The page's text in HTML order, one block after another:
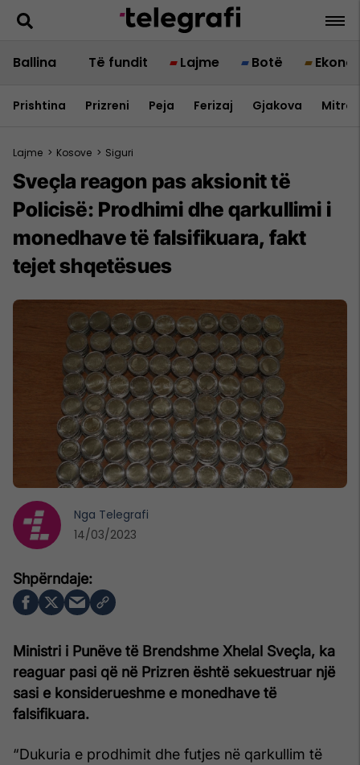
Ballina Të fundit Lajme Botë
Prishtina Prizreni Peja Ferizaj Gjakova
Lajme > Kosove > Siguri
Sveçla reagon pas aksionit të
Policisë: Prodhimi dhe qarkullimi i
monedhave të falsifikuara, fakt
tejet shqetësues
Ministri i Punëve të Brendshme Xhelal Sveçla, ka
reaguar pasi që në Prizren është sekuestruar një
sasi e konsiderueshme e monedhave të
falsifikuara.
“Dukuria e prodhimit dhe futjes në qarkullim të
Nga Telegrafi
14/03/2023